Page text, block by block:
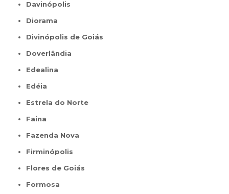
Davinópolis
Diorama
Divinópolis de Goiás
Doverlândia
Edealina
Edéia
Estrela do Norte
Faina
Fazenda Nova
Firminópolis
Flores de Goiás
Formosa